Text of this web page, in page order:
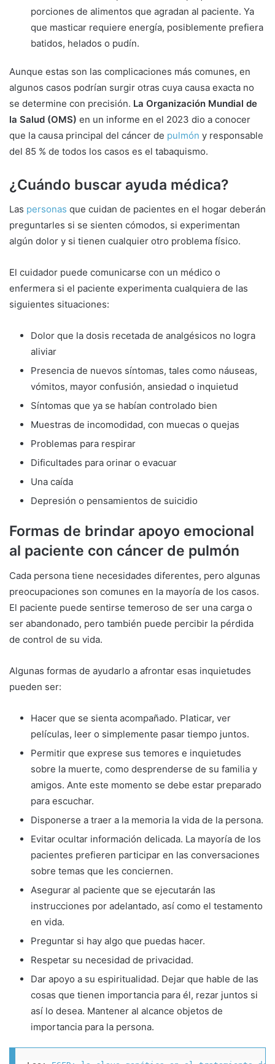
porciones de alimentos que agradan al paciente. Ya
que masticar requiere energía, posiblemente prefiera
batidos, helados o pudín.
Aunque estas son las complicaciones más comunes, en
algunos casos podrían surgir otras cuya causa exacta no
se determine con precisión. La Organización Mundial de
la Salud (OMS) en un informe en el 2023 dio a conocer
que la causa principal del cáncer de pulmón y responsable
del 85 % de todos los casos es el tabaquismo.
¿Cuándo buscar ayuda médica?
Las personas que cuidan de pacientes en el hogar deberán
preguntarles si se sienten cómodos, si experimentan
algún dolor y si tienen cualquier otro problema físico.
El cuidador puede comunicarse con un médico o
enfermera si el paciente experimenta cualquiera de las
siguientes situaciones:
Dolor que la dosis recetada de analgésicos no logra
aliviar
Presencia de nuevos síntomas, tales como náuseas,
vómitos, mayor confusión, ansiedad o inquietud
Síntomas que ya se habían controlado bien
Muestras de incomodidad, con muecas o quejas
Problemas para respirar
Dificultades para orinar o evacuar
Una caída
Depresión o pensamientos de suicidio
Formas de brindar apoyo emocional
al paciente con cáncer de pulmón
Cada persona tiene necesidades diferentes, pero algunas
preocupaciones son comunes en la mayoría de los casos.
El paciente puede sentirse temeroso de ser una carga o
ser abandonado, pero también puede percibir la pérdida
de control de su vida.
Algunas formas de ayudarlo a afrontar esas inquietudes
pueden ser:
Hacer que se sienta acompañado. Platicar, ver
películas, leer o simplemente pasar tiempo juntos.
Permitir que exprese sus temores e inquietudes
sobre la muerte, como desprenderse de su familia y
amigos. Ante este momento se debe estar preparado
para escuchar.
Disponerse a traer a la memoria la vida de la persona.
Evitar ocultar información delicada. La mayoría de los
pacientes prefieren participar en las conversaciones
sobre temas que les conciernen.
Asegurar al paciente que se ejecutarán las
instrucciones por adelantado, así como el testamento
en vida.
Preguntar si hay algo que puedas hacer.
Respetar su necesidad de privacidad.
Dar apoyo a su espiritualidad. Dejar que hable de las
cosas que tienen importancia para él, rezar juntos si
así lo desea. Mantener al alcance objetos de
importancia para la persona.